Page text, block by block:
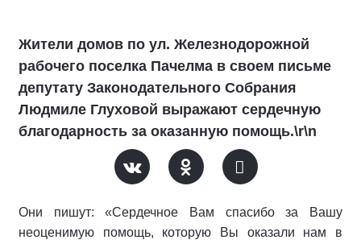
Жители домов по ул. Железнодорожной
рабочего поселка Пачелма в своем письме
депутату Законодательного Собрания
Людмиле Глуховой выражают сердечную
благодарность за оказанную помощь.\r\n
Они пишут: «Сердечное Вам спасибо за Вашу
неоценимую помощь, которую Вы оказали нам в